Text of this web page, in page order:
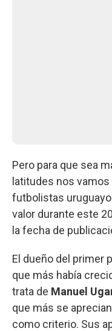
Pero para que sea
latitudes nos
futbolistas
valor durante este
la fecha de
El dueño del primer
que más había
trata de Manuel
que más se
como criterio. Sus